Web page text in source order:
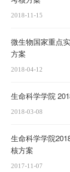
2018-11-15
微生物国家重点
方案
2018-04-12
生命科学学院
2018-03-08
生命科学学院
核方案
2017-11-07